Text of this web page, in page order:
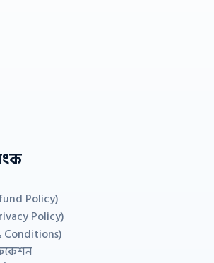
Policy)
Policy)
Conditions)